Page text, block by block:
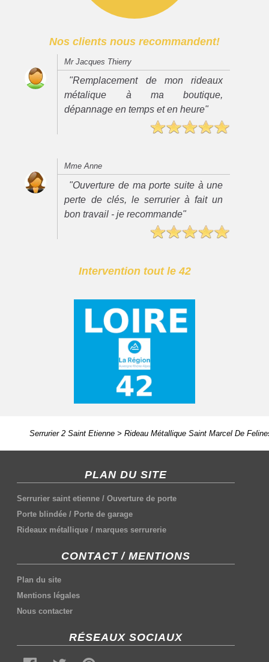
Nos clients nous recommandent!
Mr Jacques Thierry
"Remplacement de mon rideaux
métalique à ma boutique,
dépannage en temps et en heure"
Mme Anne
"Ouverture de ma porte suite à une
perte de clés, le serrurier à fait un
bon travail - je recommande"
Intervention tout le 42
Serrurier 2 Saint Etienne> Rideau Métallique Saint Marcel De
PLAN DU SITE
Serrurier saint etienne /Ouverture de porte
Porte blindée / Porte de garage
Rideaux métallique / marques serrurerie
CONTACT / MENTIONS
Plan du site
Mentions légales
Nous contacter
RÉSEAUX SOCIAUX